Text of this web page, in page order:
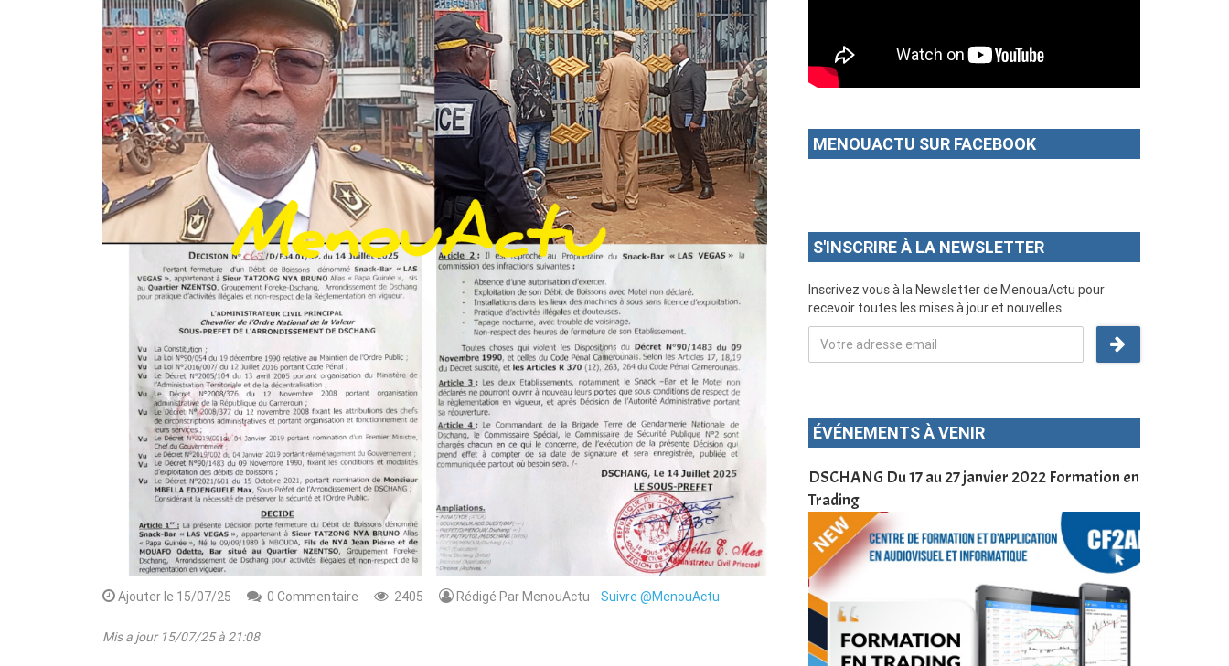
Ajouter le 15/07/25 0 Commentaire 2405 Rédigé Par MenouActuSuivre @MenouActu
Mis a jour 15/07/25 à 21:08
MENOUACTU SUR FACEBOOK
S'INSCRIRE À LA NEWSLETTER
Inscrivez vous à la Newsletter de MenouaActu pour
recevoir toutes les mises à jour et nouvelles.
ÉVÉNEMENTS À VENIR
Rendez-vous le 10 Octobre avec GESPROS pour
une formation de qualité, un métier
Devenez infographiste professionnel en 10 jours
de formation pratique. Dschang du 17 au 27
janvier 2022
DSCHANG Du 17 au 27 janvier 2022 Formation en
Trading
Cameroun